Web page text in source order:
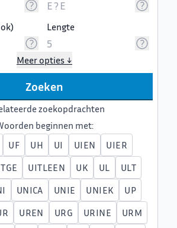
Lengte
Meer opties ↓
Zoeken
zoekopdrachten
beginnen met:
UF UH UI UIEN
UIER
UITLEEN UK UL
ULT
UNICA UNIE UNIEK
UP
UREN URG URINE
URM